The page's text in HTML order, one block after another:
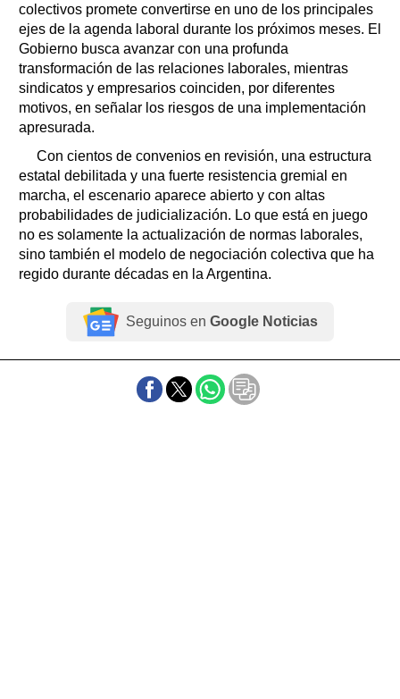
colectivos promete convertirse en uno de los principales
ejes de la agenda laboral durante los próximos meses. El
Gobierno busca avanzar con una profunda
transformación de las relaciones laborales, mientras
sindicatos y empresarios coinciden, por diferentes
motivos, en señalar los riesgos de una implementación
apresurada.
Con cientos de convenios en revisión, una estructura
estatal debilitada y una fuerte resistencia gremial en
marcha, el escenario aparece abierto y con altas
probabilidades de judicialización. Lo que está en juego
no es solamente la actualización de normas laborales,
sino también el modelo de negociación colectiva que ha
regido durante décadas en la Argentina.
Seguinos en Google Noticias